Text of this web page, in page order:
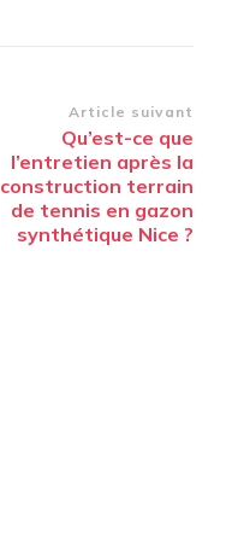
Article suivant
Qu’est-ce que
l’entretien après la
construction terrain
de tennis en gazon
synthétique Nice ?